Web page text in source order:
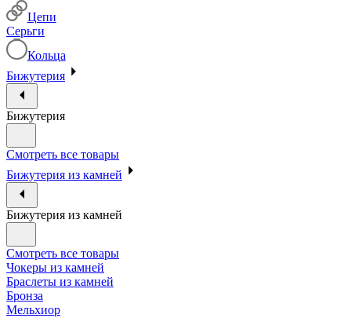
Цепи
Серьги
Кольца
Бижутерия
Бижутерия
Смотреть все товары
Бижутерия из камней
Бижутерия из камней
Смотреть все товары
Чокеры из камней
Браслеты из камней
Бронза
Мельхиор